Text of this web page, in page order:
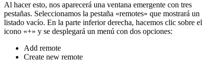
Al hacer esto, nos aparecerá una ventana emergente con tres
pestañas. Seleccionamos la pestaña «remotes» que mostrará un
listado vacío. En la parte inferior derecha, hacemos clic sobre el
icono «+» y se desplegará un menú con dos opciones:
Add remote
Create new remote